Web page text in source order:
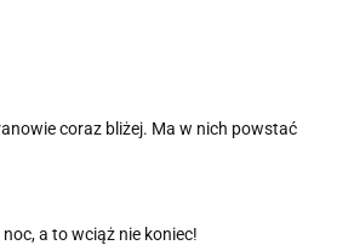
coraz bliżej. Ma w nich powstać
a to wciąż nie koniec!